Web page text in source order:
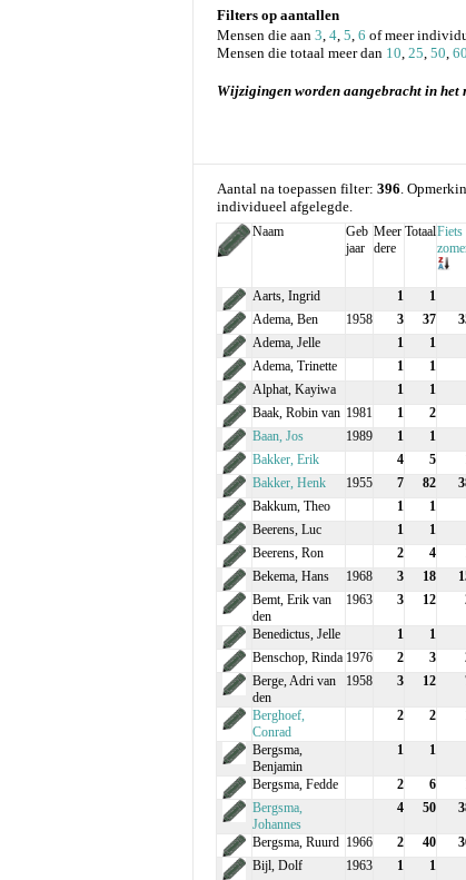
Filters op aantallen
Mensen die aan 3, 4, 5, 6 of meer
Mensen die totaal meer dan 10, 25, 50, 60
Wijzigingen worden aangebracht in het
Aantal na toepassen filter: 396.
individueel afgelegde.
Naam
Geb
jaar
Meer
dere
TotaalFiets
Aarts, Ingrid 1 1
Adema, Ben
1958 3 37
Adema, Jelle
1 1
Adema, Trinette
1 1
Alphat, Kayiwa
1 1
Baak, Robin van 1981 1 2
Baan, Jos
1989 1 1
Bakker, Erik
4 5
Bakker, Henk
1955 7 82
Bakkum, Theo
1 1
Beerens, Luc
1 1
Beerens, Ron
2 4
Bekema, Hans
1968 3 18
Bemt, Erik van
den
1963 3 12
Benedictus, Jelle 1 1
Benschop, Rinda 1976 2 3
Berge, Adri van
den
1958 3 12
Berghoef,
Conrad
2 2
Bergsma,
Benjamin
1 1
Bergsma, Fedde 2 6
Bergsma,
Johannes
4 50
Bergsma, Ruurd 1966 2 40
Bijl, Dolf
1963 1 1